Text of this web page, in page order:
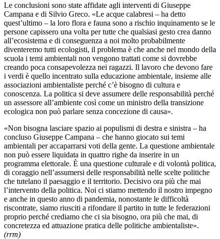
Le conclusioni sono state affidate agli interventi di Giuseppe
Campana e di Silvio Greco. «Le acque calabresi – ha detto
quest’ultimo – la loro flora e fauna sono a rischio inquinamento se le
persone capissero una volta per tutte che qualsiasi gesto crea danno
all’ecosistema e di conseguenza a noi molto probabilmente
diventeremo tutti ecologisti, il problema è che anche nel mondo della
scuola i temi ambientali non vengono trattati come si dovrebbe
creando poca consapevolezza nei ragazzi. Il lavoro che devono fare
i verdi è quello incentrato sulla educazione ambientale, insieme alle
associazioni ambientaliste perché c’è bisogno di cultura e
conoscenza. La politica si deve assumere delle responsabilità perché
un assessore all’ambiente così come un ministro della transizione
ecologica non può parlare senza concezione di causa».
«Non bisogna lasciare spazio ai populismi di destra e sinistra – ha
concluso Giuseppe Campana – che hanno giocato sui temi
ambientali per accaparrarsi voti della gente. La questione ambientale
non può essere liquidata in quattro righe da inserire in un
programma elettorale. È una questione culturale e di volontà politica,
di coraggio nell’assumersi delle responsabilità nelle scelte politiche
che tutelano il paesaggio e il territorio. Decisivo ora più che mai
l’intervento della politica. Noi ci stiamo mettendo il nostro impegno
e anche in questo anno di pandemia, nonostante le difficoltà
riscontrate, siamo riusciti a rifondare il partito in tutte le federazioni
proprio perché crediamo che ci sia bisogno, ora più che mai, di
concretezza ed attuazione pratica delle politiche ambientaliste».
(rrm)